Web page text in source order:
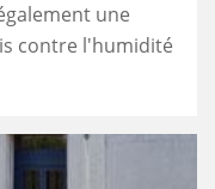
une
contre l'humidité